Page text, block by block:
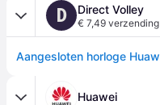
D Direct Volley
€ 7,49 verzending
Huawei